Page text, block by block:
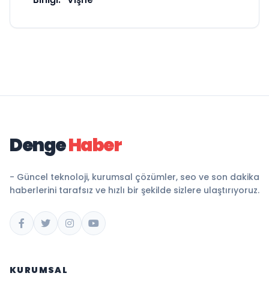
DengeHaber
- Güncel teknoloji, kurumsal çözümler, seo ve son dakika
haberlerini tarafsız ve hızlı bir şekilde sizlere ulaştırıyoruz.
KURUMSAL